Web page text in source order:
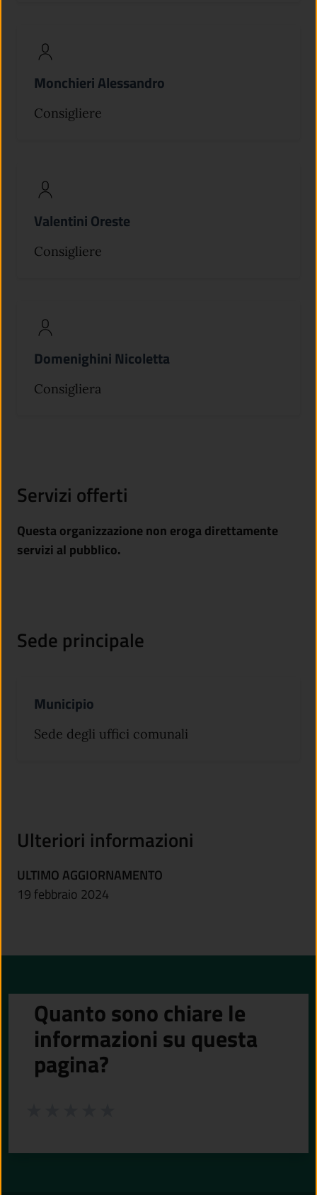
Monchieri Alessandro
Consigliere
Valentini Oreste
Consigliere
Domenighini Nicoletta
Consigliera
Servizi offerti
Questa organizzazione non eroga direttamente
servizi al pubblico.
Sede principale
Municipio
Sede degli uffici comunali
Ulteriori informazioni
ULTIMO AGGIORNAMENTO
19 febbraio 2024
Quanto sono chiare le
informazioni su questa
pagina?